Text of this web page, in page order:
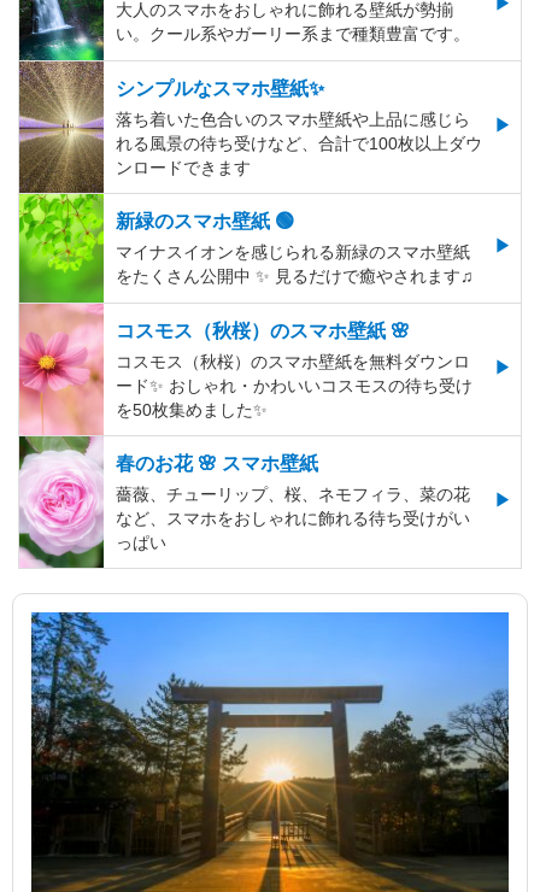
大人のスマホをおしゃれに飾れる壁紙が勢揃
い。クール系やガーリー系まで種類豊富です。
シンプルなスマホ壁紙✨
落ち着いた色合いのスマホ壁紙や上品に感じら
れる風景の待ち受けなど、合計で100枚以上ダウ
ンロードできます
新緑のスマホ壁紙 🟢
マイナスイオンを感じられる新緑のスマホ壁紙
をたくさん公開中 ✨ 見るだけで癒やされます♫
コスモス（秋桜）のスマホ壁紙 🌸
コスモス（秋桜）のスマホ壁紙を無料ダウンロ
ード✨️ おしゃれ・かわいいコスモスの待ち受け
を50枚集めました✨️
春のお花 🌸 スマホ壁紙
薔薇、チューリップ、桜、ネモフィラ、菜の花
など、スマホをおしゃれに飾れる待ち受けがい
っぱい